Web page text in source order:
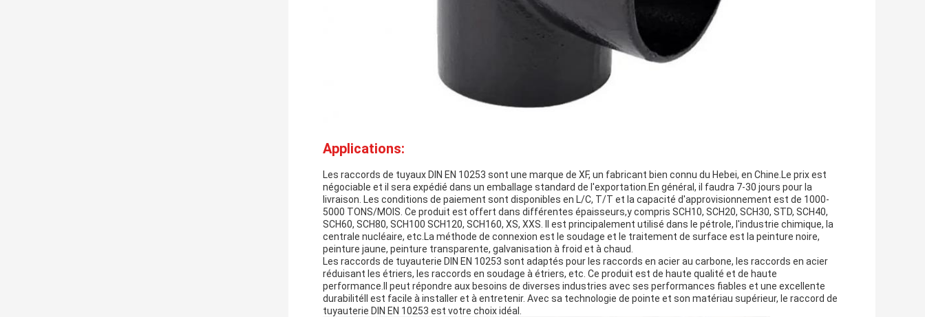
Applications:
Les raccords de tuyaux DIN EN 10253 sont une marque de XF, un fabricant bien connu du Hebei, en Chine.Le prix est
négociable et il sera expédié dans un emballage standard de l'exportation.En général, il faudra 7-30 jours pour la
livraison. Les conditions de paiement sont disponibles en L/C, T/T et la capacité d'approvisionnement est de 1000-
5000 TONS/MOIS. Ce produit est offert dans différentes épaisseurs,y compris SCH10, SCH20, SCH30, STD, SCH40,
SCH60, SCH80, SCH100 SCH120, SCH160, XS, XXS. Il est principalement utilisé dans le pétrole, l'industrie chimique, la
centrale nucléaire, etc.La méthode de connexion est le soudage et le traitement de surface est la peinture noire,
peinture jaune, peinture transparente, galvanisation à froid et à chaud.
Les raccords de tuyauterie DIN EN 10253 sont adaptés pour les raccords en acier au carbone, les raccords en acier
réduisant les étriers, les raccords en soudage à étriers, etc. Ce produit est de haute qualité et de haute
performance.Il peut répondre aux besoins de diverses industries avec ses performances fiables et une excellente
durabilitéIl est facile à installer et à entretenir. Avec sa technologie de pointe et son matériau supérieur, le raccord de
tuyauterie DIN EN 10253 est votre choix idéal.